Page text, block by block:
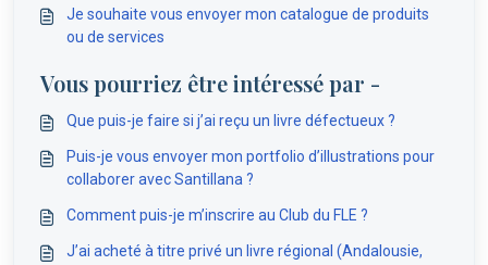
Je souhaite vous envoyer mon catalogue de produits
ou de services
Vous pourriez être intéressé par -
Que puis-je faire si j’ai reçu un livre défectueux ?
Puis-je vous envoyer mon portfolio d’illustrations pour
collaborer avec Santillana ?
Comment puis-je m’inscrire au Club du FLE ?
J’ai acheté à titre privé un livre régional (Andalousie,